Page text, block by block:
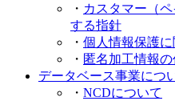
・ カスタマー（
する指針
・ 個人情報保護
・ 匿名加工情報
データベース事業につ
・ NCDについて